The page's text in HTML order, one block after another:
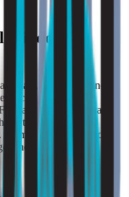
door
MDF, gordijnen,
stoffen die de
is daarvan
temperatuur en
kan andere
neus en keel.